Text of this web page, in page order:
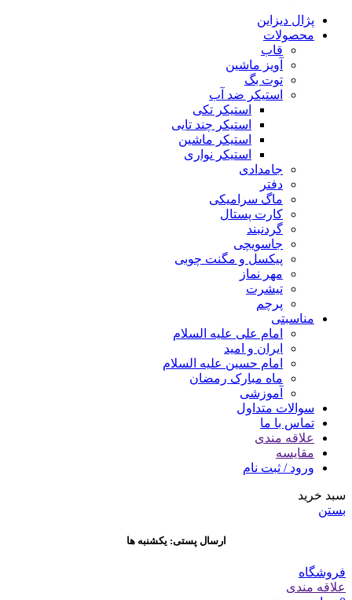
پژال دیزاین
محصولات
قاب
آویز ماشین
توت بگ
استیکر ضد آب
استیکر تکی
استیکر چند تایی
استیکر ماشین
استیکر نواری
جامدادی
دفتر
ماگ سرامیکی
کارت پستال
گردنبند
جاسویچی
پیکسل و مگنت چوبی
مهر نماز
تیشرت
پرچم
مناسبتی
امام علی علیه السلام
ایران و امید
امام حسین علیه السلام
ماه مبارک رمضان
آموزشی
سوالات متداول
تماس با ما
علاقه مندی
مقایسه
ورود / ثبت نام
سبد خرید
بستن
ارسال پستی: یکشنبه ها
فروشگاه
علاقه مندی